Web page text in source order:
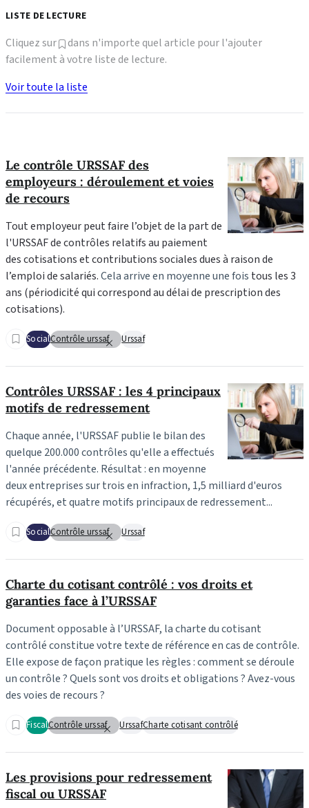
Le contrôle URSSAF des
employeurs : déroulement et voies
de recours
Tout employeur peut faire l’objet de la part de
l'URSSAF de contrôles relatifs au paiement
des cotisations et contributions sociales dues à raison de
l’emploi de salariés.Cela arrive en moyenne une fois tous les 3
ans (périodicité qui correspond au délai de prescription des
cotisations).
SocialContrôle urssaf Urssaf
Contrôles URSSAF : les 4 principaux
motifs de redressement
Chaque année, l'URSSAF publie le bilan des
quelque 200.000 contrôles qu'elle a effectués
l'année précédente. Résultat : en moyenne
deux entreprises sur trois en infraction, 1,5 milliard d'euros
récupérés, et quatre motifs principaux de redressement...
SocialContrôle urssaf Urssaf
Charte du cotisant contrôlé : vos droits et
garanties face à l’URSSAF
Document opposable à l’URSSAF, la charte du cotisant
contrôlé constitue votre texte de référence en cas de contrôle.
Elle expose de façon pratique les règles : comment se déroule
un contrôle ? Quels sont vos droits et obligations ? Avez-vous
des voies de recours ?
FiscalContrôle urssaf UrssafCharte cotisant contrôlé
Les provisions pour redressement
fiscal ou URSSAF
LISTE DE LECTURE
Cliquez sur
dans n'importe quel article pour l'ajouter
facilement à votre liste de lecture.
Voir toute la liste